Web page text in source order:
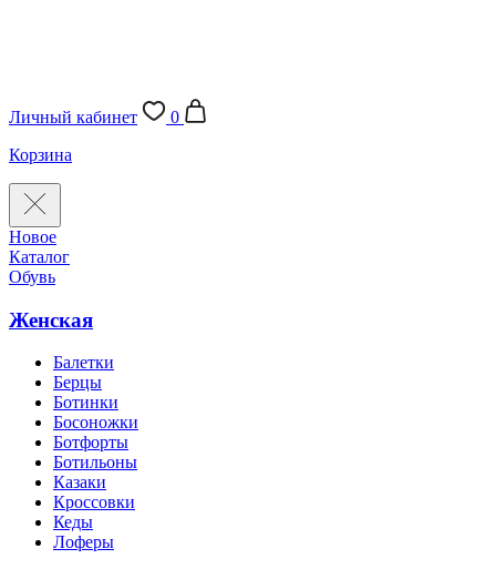
Личный кабинет
0
Корзина
Новое
Каталог
Обувь
Женская
Балетки
Берцы
Ботинки
Босоножки
Ботфорты
Ботильоны
Казаки
Кроссовки
Кеды
Лоферы